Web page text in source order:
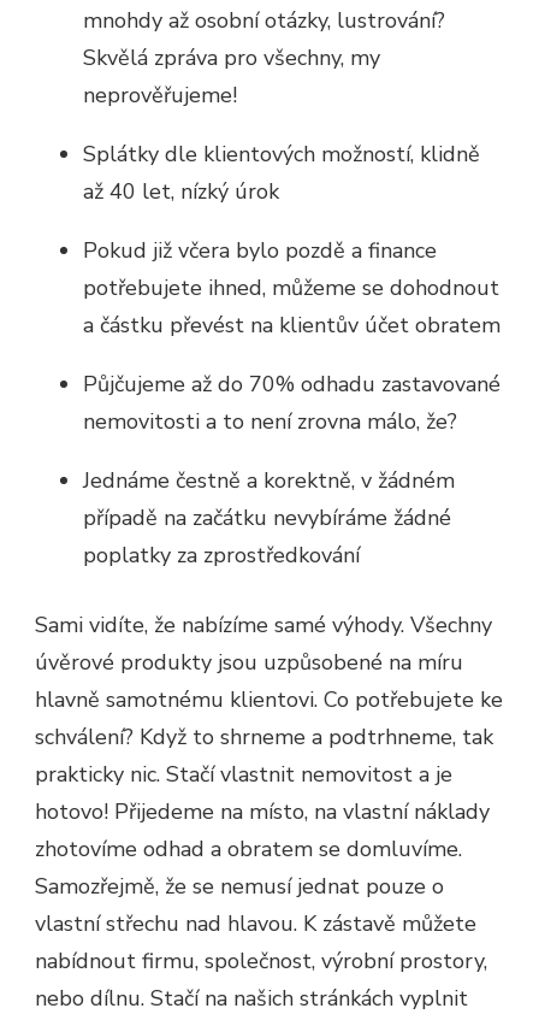
mnohdy až osobní otázky, lustrování?
Skvělá zpráva pro všechny, my
neprověřujeme!
Splátky dle klientových možností, klidně
až 40 let, nízký úrok
Pokud již včera bylo pozdě a finance
potřebujete ihned, můžeme se dohodnout
a částku převést na klientův účet obratem
Půjčujeme až do 70% odhadu zastavované
nemovitosti a to není zrovna málo, že?
Jednáme čestně a korektně, v žádném
případě na začátku nevybíráme žádné
poplatky za zprostředkování
Sami vidíte, že nabízíme samé výhody. Všechny
úvěrové produkty jsou uzpůsobené na míru
hlavně samotnému klientovi. Co potřebujete ke
schválení? Když to shrneme a podtrhneme, tak
prakticky nic. Stačí vlastnit nemovitost a je
hotovo! Přijedeme na místo, na vlastní náklady
zhotovíme odhad a obratem se domluvíme.
Samozřejmě, že se nemusí jednat pouze o
vlastní střechu nad hlavou. K zástavě můžete
nabídnout firmu, společnost, výrobní prostory,
nebo dílnu. Stačí na našich stránkách vyplnit